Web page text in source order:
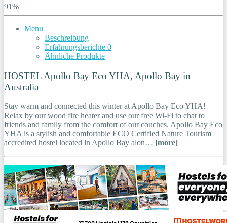
91%
Menu
Beschreibung
Erfahrungsberichte 0
Ähnliche Produkte
HOSTEL Apollo Bay Eco YHA, Apollo Bay in
Australia
Stay warm and connected this winter at Apollo Bay Eco YHA!
Relax by our wood fire heater and use our free Wi-Fi to chat to
friends and family from the comfort of our couches. Apollo Bay Eco
YHA is a stylish and comfortable ECO Certified Nature Tourism
accredited hostel located in Apollo Bay alon… [more]